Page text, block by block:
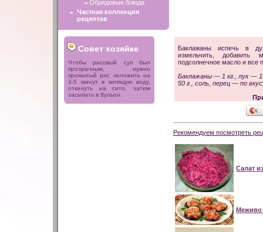
Обрядовые блюда
Частная коллекция
рецептов
Совет хозяйке
Чтобы рисовый суп был
прозрачным, нужно
промытый рис положить на
3-5 минут в кипящую воду,
откинуть на сито, затем
засыпать в бульон.
Баклажаны испечь в
измельчить,
подсолнечное масло и все
Баклажаны — 1 кг., лук —
50 г., соль, перец — по
Рекомендуем посмотреть
Салат
Меживо